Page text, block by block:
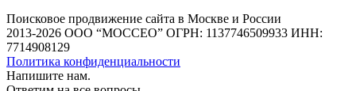
Поисковое продвижение сайта в Москве и России
2013-2026 ООО “МОССЕО” ОГРН: 1137746509933 ИНН:
7714908129
Политика конфиденциальности
Напишите нам.